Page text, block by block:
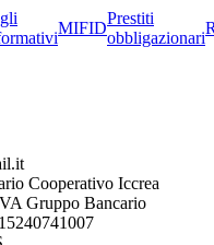
MIFID
Prestiti
obbligazionari
Cooperativo Iccrea
Gruppo Bancario